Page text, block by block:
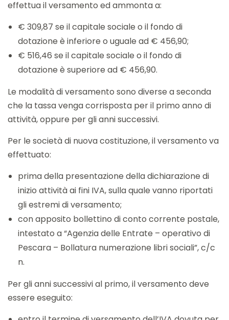
effettua il versamento ed ammonta a:
€ 309,87 se il capitale sociale o il fondo di
dotazione è inferiore o uguale ad € 456,90;
€ 516,46 se il capitale sociale o il fondo di
dotazione è superiore ad € 456,90.
Le modalità di versamento sono diverse a seconda
che la tassa venga corrisposta per il primo anno di
attività, oppure per gli anni successivi.
Per le società di nuova costituzione, il versamento va
effettuato:
prima della presentazione della dichiarazione di
inizio attività ai fini IVA, sulla quale vanno riportati
gli estremi di versamento;
con apposito bollettino di conto corrente postale,
intestato a “Agenzia delle Entrate – operativo di
Pescara – Bollatura numerazione libri sociali”, c/c
n.
Per gli anni successivi al primo, il versamento deve
essere eseguito: